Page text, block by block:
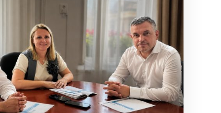
aktivite a preferenciách.
alebo aby sa uložila